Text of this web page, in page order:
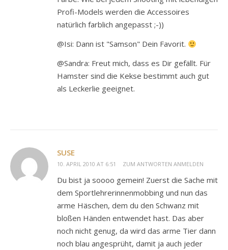
Profi-Models werden die Accessoires
natürlich farblich angepasst ;-))
@Isi: Dann ist "Samson" Dein Favorit.
@Sandra: Freut mich, dass es Dir gefällt. Für
Hamster sind die Kekse bestimmt auch gut
als Leckerlie geeignet.
SUSE
10. APRIL 2010 AT 6:51 ZUM ANTWORTEN ANMELDEN
Du bist ja soooo gemein! Zuerst die Sache mit
dem Sportlehrerinnenmobbing und nun das
arme Häschen, dem du den Schwanz mit
bloßen Händen entwendet hast. Das aber
noch nicht genug, da wird das arme Tier dann
noch blau angesprüht, damit ja auch jeder